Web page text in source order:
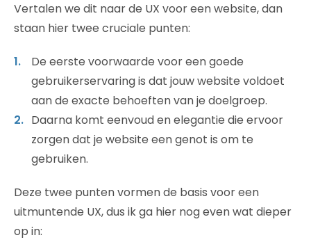
Vertalen we dit naar de UX voor een website, dan
staan hier twee cruciale punten:
De eerste voorwaarde voor een goede
gebruikerservaring is dat jouw website voldoet
aan de exacte behoeften van je doelgroep.
Daarna komt eenvoud en elegantie die ervoor
zorgen dat je website een genot is om te
gebruiken.
Deze twee punten vormen de basis voor een
uitmuntende UX, dus ik ga hier nog even wat dieper
op in: